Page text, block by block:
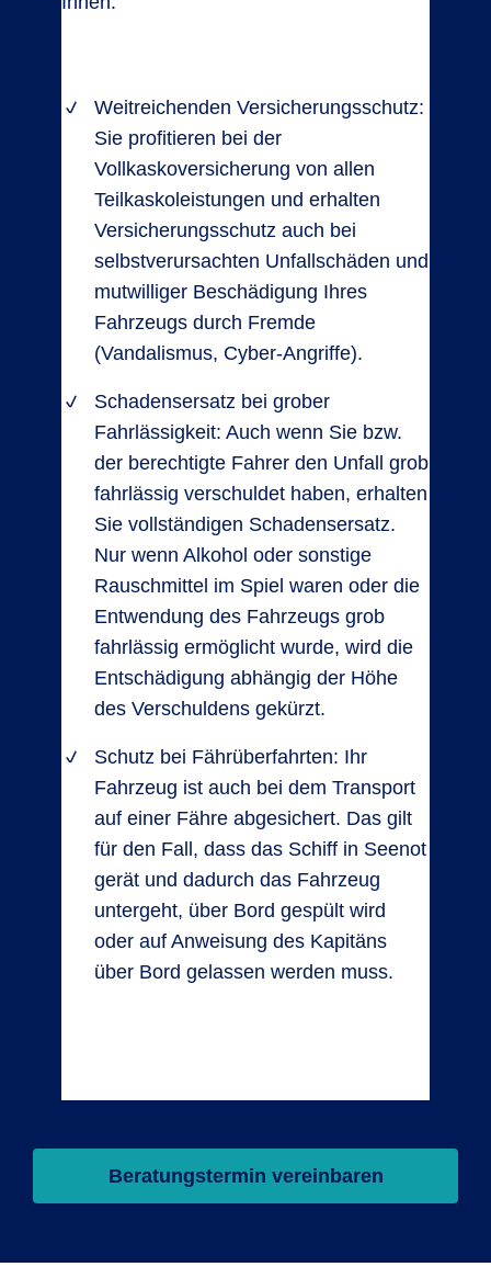
Weitreichenden Versicherungsschutz:
Sie profitieren bei der
Vollkaskoversicherung von allen
Teilkaskoleistungen und erhalten
Versicherungsschutz auch bei
selbstverursachten Unfallschäden und
mutwilliger Beschädigung Ihres
Fahrzeugs durch Fremde
(Vandalismus, Cyber-Angriffe).
Schadensersatz bei grober
Fahrlässigkeit: Auch wenn Sie bzw.
der berechtigte Fahrer den Unfall grob
fahrlässig verschuldet haben, erhalten
Sie vollständigen Schadensersatz.
Nur wenn Alkohol oder sonstige
Rauschmittel im Spiel waren oder die
Entwendung des Fahrzeugs grob
fahrlässig ermöglicht wurde, wird die
Entschädigung abhängig der Höhe
des Verschuldens gekürzt.
Schutz bei Fährüberfahrten: Ihr
Fahrzeug ist auch bei dem Transport
auf einer Fähre abgesichert. Das gilt
für den Fall, dass das Schiff in Seenot
gerät und dadurch das Fahrzeug
untergeht, über Bord gespült wird
oder auf Anweisung des Kapitäns
über Bord gelassen werden muss.
Beratungstermin vereinbaren